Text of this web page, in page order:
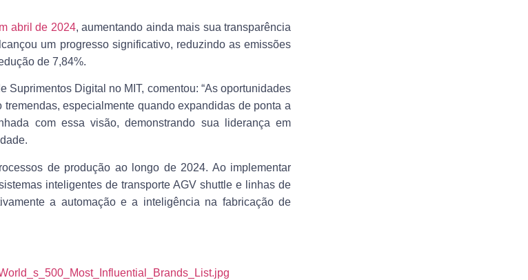
abril de 2024, aumentando ainda mais sua transparência
um progresso significativo, reduzindo as emissões
de 7,84%.
Digital no MIT, comentou: “As oportunidades
especialmente quando expandidas de ponta a
com essa visão, demonstrando sua liderança em
de produção ao longo de 2024. Ao implementar
inteligentes de transporte AGV shuttle e linhas de
a automação e a inteligência na fabricação de